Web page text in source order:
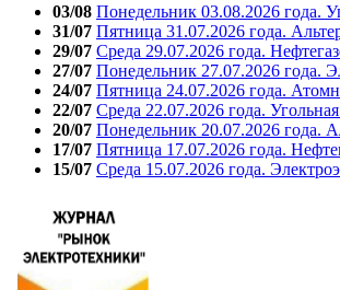
03/08 Понедельник 03.08.2026 года.
31/07 Пятница 31.07.2026 года.
29/07 Среда 29.07.2026 года.
27/07 Понедельник 27.07.2026 года.
24/07 Пятница 24.07.2026 года.
22/07 Среда 22.07.2026 года.
20/07 Понедельник 20.07.2026 года.
17/07 Пятница 17.07.2026 года.
15/07 Среда 15.07.2026 года.